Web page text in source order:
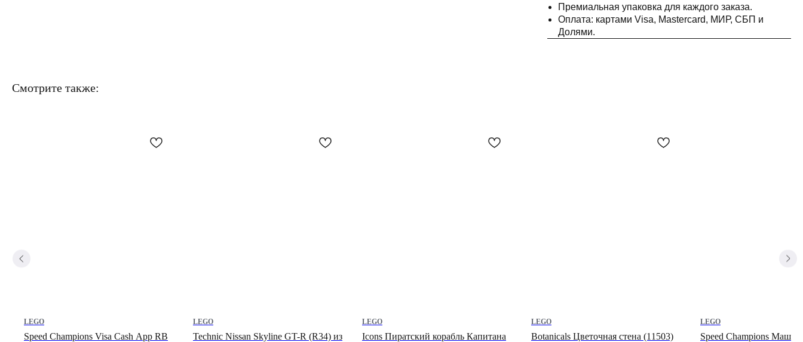
Премиальная упаковка для каждого заказа.
Оплата: картами Visa, Mastercard, МИР, СБП и
Долями.
Смотрите также:
Speed Champions Visa Cash App RB
LEGO
Technic Nissan Skyline GT-R (R34) из
LEGO
Icons Пиратский корабль Капитана
LEGO
Botanicals Цветочная стена (11503)
LEGO
Speed Champions
LEGO